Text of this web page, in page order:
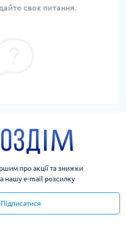
своє питання.
про акції та знижки
нашу e-mail розсилку
Підписатися